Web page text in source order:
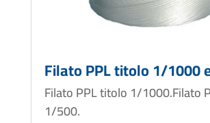
Filato PPL titolo 1/1000
Filato PPL titolo 1/1000.Filato
1/500.